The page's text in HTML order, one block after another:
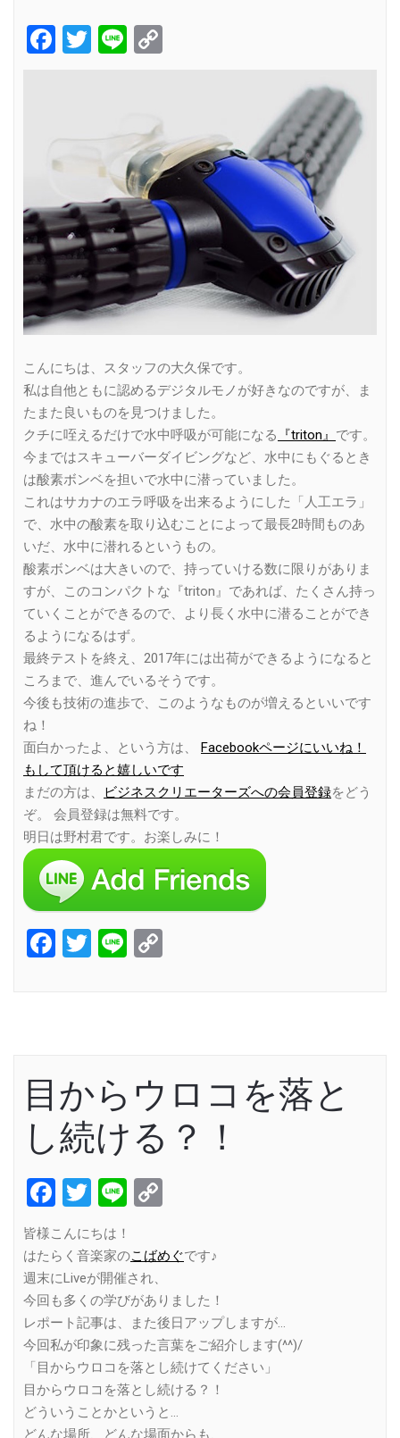
Facebook
Twitter
Line
こんにちは、スタッフの大久保です。
私は自他ともに認めるデジタルモノが好きなのですが、ま
たまた良いものを見つけました。
クチに咥えるだけで水中呼吸が可能になる
『triton』 です。
今まではスキューバーダイビングなど、水中にもぐるとき
は酸素ボンベを担いで水中に潜っていました。
これはサカナのエラ呼吸を出来るようにした「人工エラ」
で、水中の酸素を取り込むことによって最長2時間ものあ
いだ、水中に潜れるというもの。
酸素ボンベは大きいので、持っていける数に限りがありま
すが、このコンパクトな『triton』であれば、たくさん持っ
ていくことができるので、より長く水中に潜ることができ
るようになるはず。
最終テストを終え、2017年には出荷ができるようになると
ころまで、進んでいるそうです。
今後も技術の進歩で、このようなものが増えるといいです
ね！
面白かったよ、という方は、 Facebookページにいいね！
もして頂けると嬉しいです
まだの方は、
ビジネスクリエーターズへの会員登録をどう
ぞ。 会員登録は無料です。
明日は野村君です。お楽しみに！
Facebook
Twitter
Line
目からウロコを落と
し続ける？！
Facebook
Twitter
Line
皆様こんにちは！
はたらく音楽家のこばめぐです♪
週末にLiveが開催され、
今回も多くの学びがありました！
レポート記事は、また後日アップしますが…
今回私が印象に残った言葉をご紹介します(^^)/
「目からウロコを落とし続けてください」
目からウロコを落とし続ける？！
どういうことかというと…
どんな場所、どんな場面からも、